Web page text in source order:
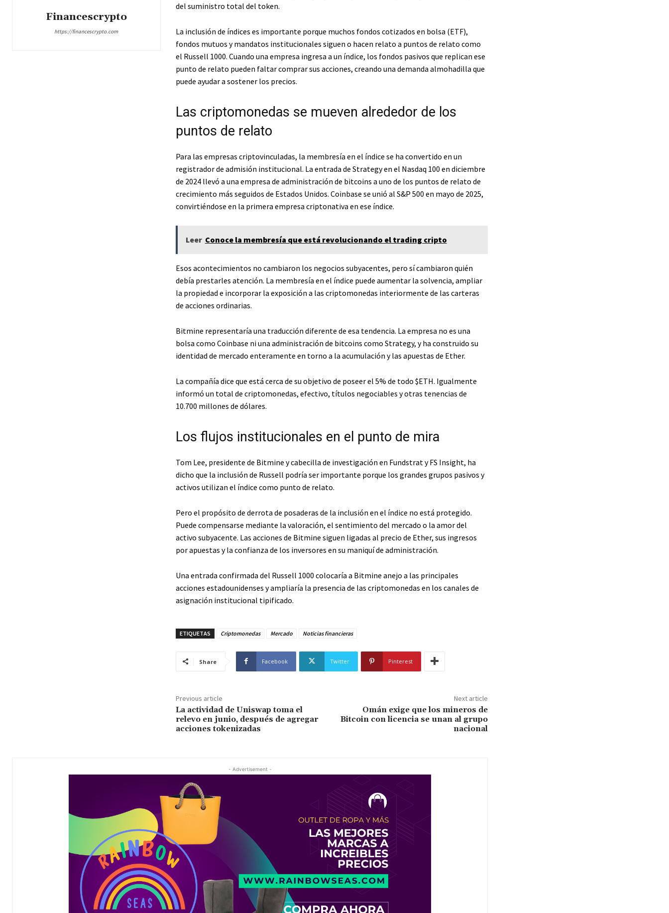
Financescrypto
https://financescrypto.com
del suministro total del token.
La inclusión de índices es importante porque muchos fondos cotizados en bolsa (ETF),
fondos mutuos y mandatos institucionales siguen o hacen relato a puntos de relato como
el Russell 1000. Cuando una empresa ingresa a un índice, los fondos pasivos que replican ese
punto de relato pueden faltar comprar sus acciones, creando una demanda almohadilla que
puede ayudar a sostener los precios.
Las criptomonedas se mueven alrededor de los
puntos de relato
Para las empresas criptovinculadas, la membresía en el índice se ha convertido en un
registrador de admisión institucional. La entrada de Strategy en el Nasdaq 100 en diciembre
de 2024 llevó a una empresa de administración de bitcoins a uno de los puntos de relato de
crecimiento más seguidos de Estados Unidos. Coinbase se unió al S&P 500 en mayo de 2025,
convirtiéndose en la primera empresa criptonativa en ese índice.
Leer Conoce la membresía que está revolucionando el trading cripto
Esos acontecimientos no cambiaron los negocios subyacentes, pero sí cambiaron quién
debía prestarles atención. La membresía en el índice puede aumentar la solvencia, ampliar
la propiedad e incorporar la exposición a las criptomonedas interiormente de las carteras
de acciones ordinarias.
Bitmine representaría una traducción diferente de esa tendencia. La empresa no es una
bolsa como Coinbase ni una administración de bitcoins como Strategy, y ha construido su
identidad de mercado enteramente en torno a la acumulación y las apuestas de Ether.
La compañía dice que está cerca de su objetivo de poseer el 5% de todo $ETH. Igualmente
informó un total de criptomonedas, efectivo, títulos negociables y otras tenencias de
10.700 millones de dólares.
Los flujos institucionales en el punto de mira
Tom Lee, presidente de Bitmine y cabecilla de investigación en Fundstrat y FS Insight, ha
dicho que la inclusión de Russell podría ser importante porque los grandes grupos pasivos y
activos utilizan el índice como punto de relato.
Pero el propósito de derrota de posaderas de la inclusión en el índice no está protegido.
Puede compensarse mediante la valoración, el sentimiento del mercado o la amor del
activo subyacente. Las acciones de Bitmine siguen ligadas al precio de Ether, sus ingresos
por apuestas y la confianza de los inversores en su maniquí de administración.
Una entrada confirmada del Russell 1000 colocaría a Bitmine anejo a las principales
acciones estadounidenses y ampliaría la presencia de las criptomonedas en los canales de
asignación institucional tipificado.
ETIQUETAS Criptomonedas Mercado Noticias financieras
Share Facebook Twitter Pinterest
Previous article
La actividad de Uniswap toma el
relevo en junio, después de agregar
acciones tokenizadas
Next article
Omán exige que los mineros de
Bitcoin con licencia se unan al grupo
nacional
- Advertisement -